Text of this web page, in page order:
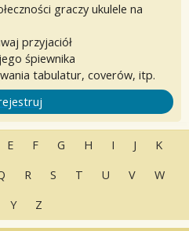
graczy ukulele na
przyjaciół
śpiewnika
tabulatur, coverów, itp.
E F G H I J
K
R S T U V
W
Y Z